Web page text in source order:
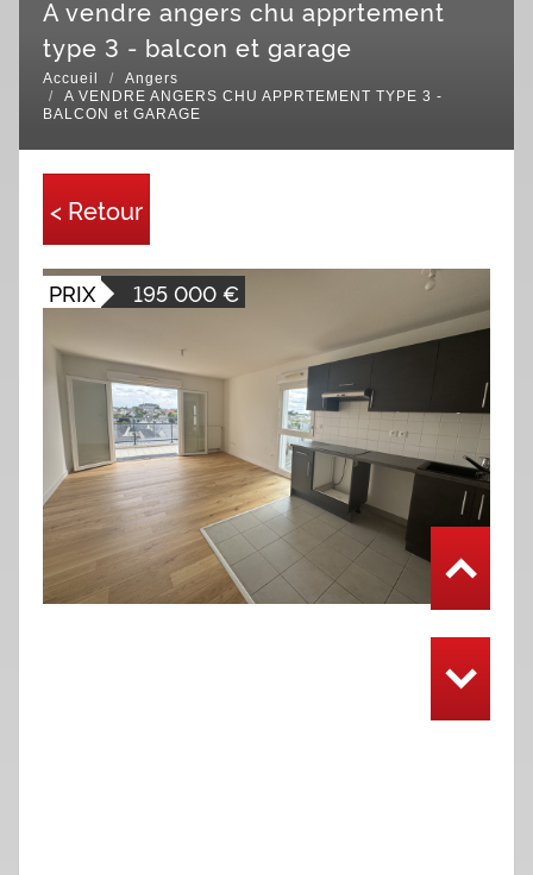
a vendre angers chu apprtement
type 3 - balcon et garage
Accueil
Angers
A VENDRE ANGERS CHU APPRTEMENT TYPE 3 -
BALCON et GARAGE
< Retour
PRIX 195 000 €